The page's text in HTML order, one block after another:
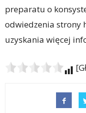
preparatu o
odwiedzenia strony
uzyskania więcej